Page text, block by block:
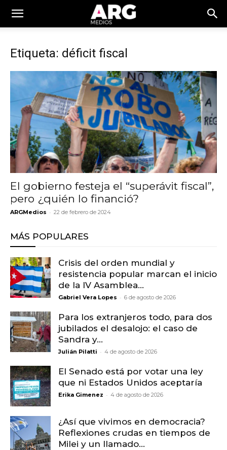
Etiqueta: déficit fiscal
El gobierno festeja el “superávit fiscal”,
pero ¿quién lo financió?
ARGMedios - 22 de febrero de 2024
MÁS POPULARES
Crisis del orden mundial y
resistencia popular marcan el inicio
de la IV Asamblea...
Gabriel Vera Lopes - 6 de agosto de 2026
Para los extranjeros todo, para dos
jubilados el desalojo: el caso de
Sandra y...
Julián Pilatti - 4 de agosto de 2026
El Senado está por votar una ley
que ni Estados Unidos aceptaría
Erika Gimenez - 4 de agosto de 2026
¿Así que vivimos en democracia?
Reflexiones crudas en tiempos de
Milei y un llamado...